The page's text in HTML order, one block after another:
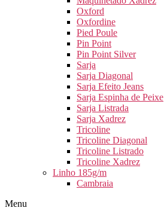
Oxford
Oxfordine
Pied Poule
Pin Point
Pin Point Silver
Sarja
Sarja Diagonal
Sarja Efeito Jeans
Sarja Espinha de Peixe
Sarja Listrada
Sarja Xadrez
Tricoline
Tricoline Diagonal
Tricoline Listrado
Tricoline Xadrez
Linho 185g/m
Cambraia
Menu